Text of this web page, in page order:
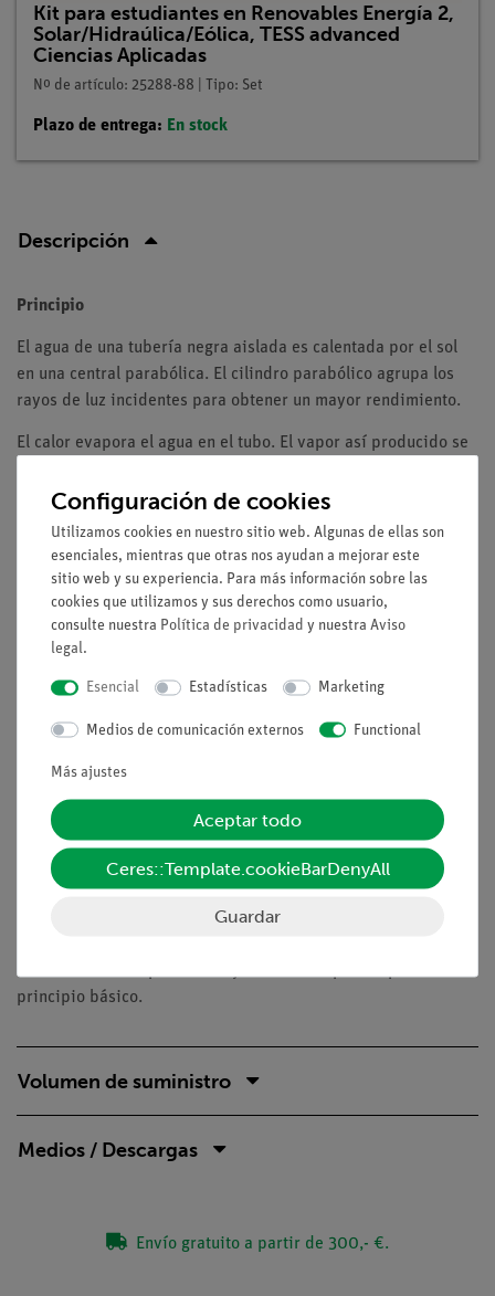
Kit para estudiantes en Renovables Energía 2,
Solar/Hidraúlica/Eólica, TESS advanced
Ciencias Aplicadas
Nº de artículo: 25288-88 | Tipo: Set
Plazo de entrega: En stock
Descripción
Principio
El agua de una tubería negra aislada es calentada por el sol
en una central parabólica. El cilindro parabólico agrupa los
rayos de luz incidentes para obtener un mayor rendimiento.
El calor evapora el agua en el tubo. El vapor así producido se
La condensación en la superficie interior del tubo de ensayo
demuestra claramente la evaporación del agua en este caso.
Ventajas
El experimento forma parte de un juego de soluciones
completo con un total de 26 experimentos sobre
energía hidráulica
Experimentación segura: la lámpara está protegida
ayuda de agujeros y sólo se calienta ligeramente
La fuente de alimentación utilizada es versátil y está
especialmente indicada para los ensayos con alumnos
de todas las edades
principio básico.
Volumen de suministro
Medios / Descargas
Envío gratuito a partir de 300,- €.
Configuración de cookies
Utilizamos cookies en nuestro sitio web. Algunas de ellas son
esenciales, mientras que otras nos ayudan a mejorar este
sitio web y su experiencia. Para más información sobre las
cookies que utilizamos y sus derechos como usuario,
consulte nuestra Política de privacidad y nuestra Aviso
legal.
Esencial Estadísticas Marketing
Medios de comunicación externos Functional
Más ajustes
Aceptar todo
Ceres::Template.cookieBarDenyAll
Guardar